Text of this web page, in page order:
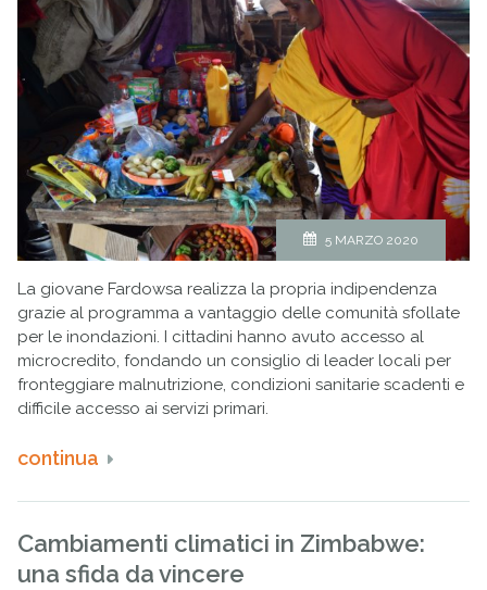
5 MARZO 2020
La giovane Fardowsa realizza la propria indipendenza
grazie al programma a vantaggio delle comunità sfollate
per le inondazioni. I cittadini hanno avuto accesso al
microcredito, fondando un consiglio di leader locali per
fronteggiare malnutrizione, condizioni sanitarie scadenti e
difficile accesso ai servizi primari.
continua
Cambiamenti climatici in Zimbabwe:
una sfida da vincere